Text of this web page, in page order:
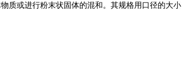
质或进行粉末状固体的混和。其规格用口径的大小